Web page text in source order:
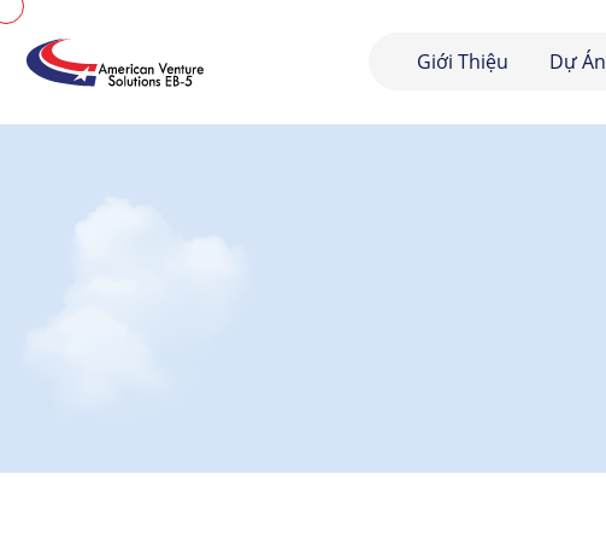
Giới Thiệu Dự Án